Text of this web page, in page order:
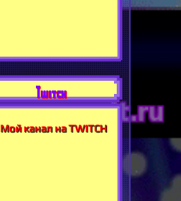
Twitch
Мой канал на TWITCH